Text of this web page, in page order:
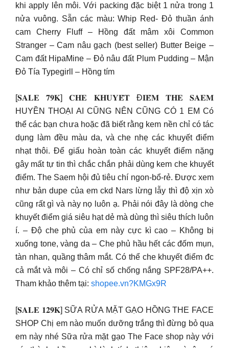
khi apply lên môi. Với packing đặc biệt 1 nửa trong 1
nửa vuông. Sẵn các màu: Whip Red- Đỏ thuần ánh
cam Cherry Fluff – Hồng đất mâm xôi Common
Stranger – Cam nâu gạch (best seller) Butter Beige –
Cam đất HipaMine – Đỏ nâu đất Plum Pudding – Mận
Đỏ Tía Typegirll – Hồng tím
[𝐒𝐀𝐋𝐄 𝟕𝟗𝐊] 𝐂𝐇𝐄 𝐊𝐇𝐔𝐘𝐄̂́𝐓 Đ𝐈𝐄̂̉𝐌 𝐓𝐇𝐄 𝐒𝐀𝐄𝐌
HUYỀN THOẠI AI CŨNG NÊN CŨNG CÓ 1 EM Có
thể các bạn chưa hoặc đã biết rằng kem nền chỉ có tác
dụng làm đều màu da, và che nhẹ các khuyết điểm
nhạt thôi. Để giấu hoàn toàn các khuyết điểm nặng
gây mất tự tin thì chắc chắn phải dùng kem che khuyết
điểm. The Saem hội đủ tiêu chí ngon-bổ-rẻ. Được xem
như bản dupe của em ckd Nars lừng lẫy thì độ xịn xò
cũng rất gì và này nọ luôn ạ. Phải nói đây là dòng che
khuyết điểm giá siêu hạt dẻ mà dùng thì siêu thích luôn
í. – Độ che phủ của em này cực kì cao – Không bị
xuống tone, vàng da – Che phủ hầu hết các đốm mụn,
tàn nhan, quầng thâm mắt. Có thể che khuyết điểm đc
cả mắt và môi – Có chỉ số chống nắng SPF28/PA++.
Tham khảo thêm tại: shopee.vn?KMGx9R
[𝐒𝐀𝐋𝐄 𝟏𝟐𝟗𝐊] SỮA RỬA MẶT GẠO HỒNG THE FACE
SHOP Chị em nào muốn dưỡng trắng thì đừng bỏ qua
em này nhé Sữa rửa mặt gạo The Face shop này với